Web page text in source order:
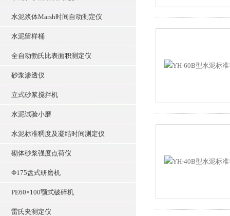
水泥浆体Marsh时间自动测定仪
水泥留样桶
全自动勃氏比表面积测定仪
砂浆渗透仪
立式砂浆搅拌机
水泥试验小磨
水泥标准稠度及凝结时间测定仪
砌体砂浆强度点荷仪
Ф175盘式研磨机
PE60×100颚式破碎机
雷氏夹测定仪